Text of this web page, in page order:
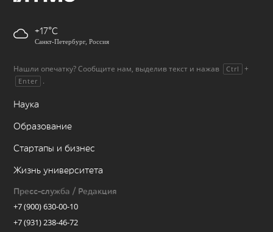
+17
Санкт-Петербург, Россия
Нашли опечатку? Сообщите нам, выделив текст и нажав Ctrl +
Enter .
Наука
Образование
Стартапы и бизнес
Жизнь университета
Пресс-служба / Редакция
+7 (900) 630-00-10
+7 (931) 238-46-72